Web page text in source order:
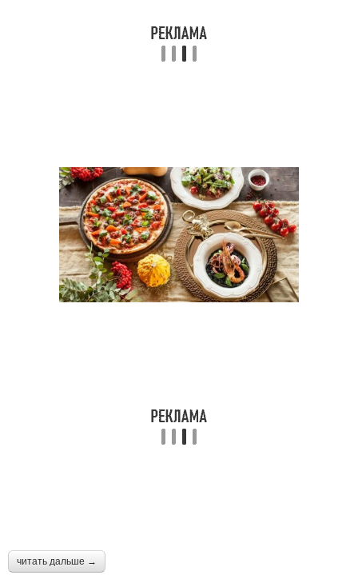
читать дальше →